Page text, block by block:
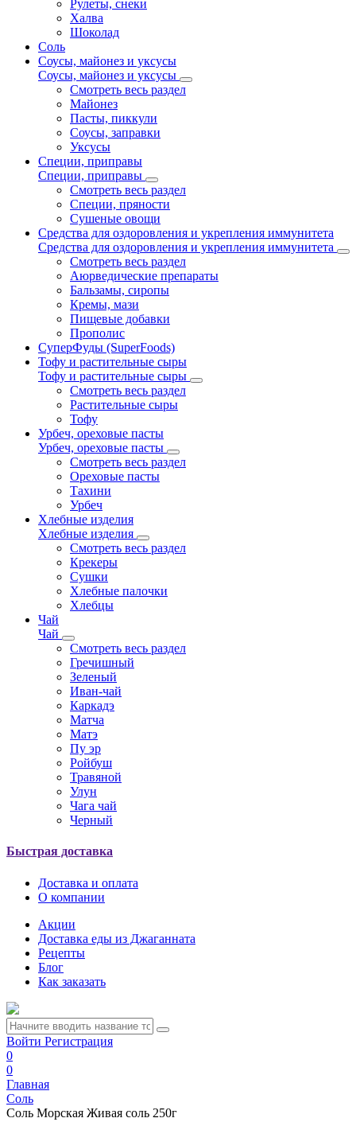
Рулеты, снеки
Халва
Шоколад
Соль
Соусы, майонез и уксусы
Соусы, майонез и уксусы
Смотреть весь раздел
Майонез
Пасты, пиккули
Соусы, заправки
Уксусы
Специи, приправы
Специи, приправы
Смотреть весь раздел
Специи, пряности
Сушеные овощи
Средства для оздоровления и укрепления иммунитета
Средства для оздоровления и укрепления иммунитета
Смотреть весь раздел
Аюрведические препараты
Бальзамы, сиропы
Кремы, мази
Пищевые добавки
Прополис
СуперФуды (SuperFoods)
Тофу и растительные сыры
Тофу и растительные сыры
Смотреть весь раздел
Растительные сыры
Тофу
Урбеч, ореховые пасты
Урбеч, ореховые пасты
Смотреть весь раздел
Ореховые пасты
Тахини
Урбеч
Хлебные изделия
Хлебные изделия
Смотреть весь раздел
Крекеры
Сушки
Хлебные палочки
Хлебцы
Чай
Чай
Смотреть весь раздел
Гречишный
Зеленый
Иван-чай
Каркадэ
Матча
Матэ
Пу эр
Ройбуш
Травяной
Улун
Чага чай
Черный
Быстрая доставка
Доставка и оплата
О компании
Акции
Доставка еды из Джаганната
Рецепты
Блог
Как заказать
Войти Регистрация
0
0
Главная
Соль
Соль Морская Живая соль 250г